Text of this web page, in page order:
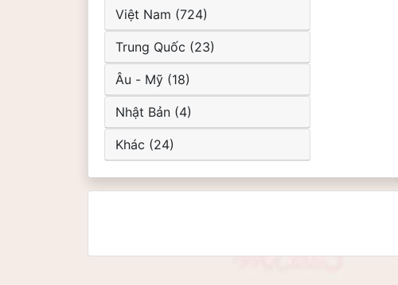
Việt Nam (724)
Trung Quốc (23)
Âu - Mỹ (18)
Nhật Bản (4)
Khác (24)